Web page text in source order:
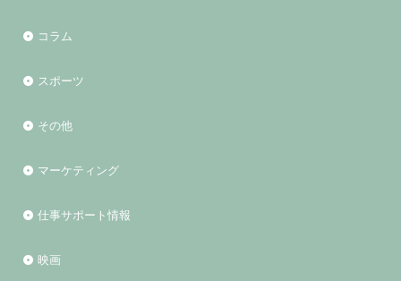
コラム
スポーツ
その他
マーケティング
仕事サポート情報
映画